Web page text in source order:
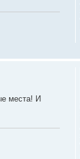
места! И